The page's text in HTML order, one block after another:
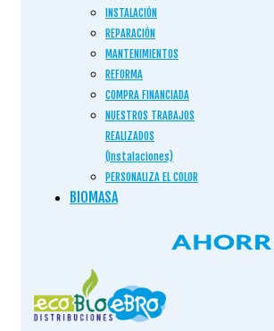
INSTALACIÓN
REPARACIÓN
MANTENIMIENTOS
REFORMA
COMPRA FINANCIADA
NUESTROS TRABAJOS
REALIZADOS
(Instalaciones)
PERSONALIZA EL COLOR
BIOMASA